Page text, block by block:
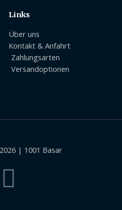
Links
Über uns
Kontakt & Anfahrt
Zahlungsarten
Versandoptionen
| 1001 Basar